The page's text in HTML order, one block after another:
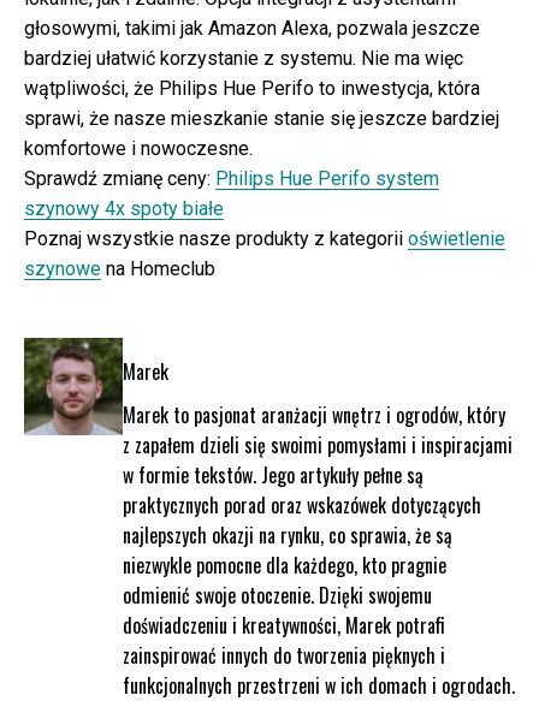
głosowymi, takimi jak Amazon Alexa, pozwala jeszcze
bardziej ułatwić korzystanie z systemu. Nie ma więc
wątpliwości, że Philips Hue Perifo to inwestycja, która
sprawi, że nasze mieszkanie stanie się jeszcze bardziej
komfortowe i nowoczesne.
Sprawdź zmianę ceny: Philips Hue Perifo system
szynowy 4x spoty białe
Poznaj wszystkie nasze produkty z kategorii oświetlenie
szynowe na Homeclub
Marek
Marek to pasjonat aranżacji wnętrz i ogrodów, który
z zapałem dzieli się swoimi pomysłami i inspiracjami
w formie tekstów. Jego artykuły pełne są
praktycznych porad oraz wskazówek dotyczących
najlepszych okazji na rynku, co sprawia, że są
niezwykle pomocne dla każdego, kto pragnie
odmienić swoje otoczenie. Dzięki swojemu
doświadczeniu i kreatywności, Marek potrafi
zainspirować innych do tworzenia pięknych i
funkcjonalnych przestrzeni w ich domach i ogrodach.